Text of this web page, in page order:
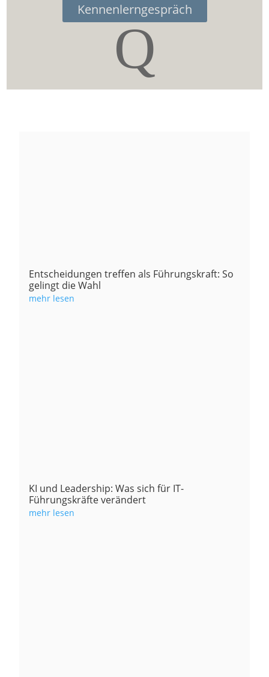
Kennenlerngespräch
Q
Entscheidungen treffen als Führungskraft: So
gelingt die Wahl
mehr lesen
KI und Leadership: Was sich für IT-
Führungskräfte verändert
mehr lesen